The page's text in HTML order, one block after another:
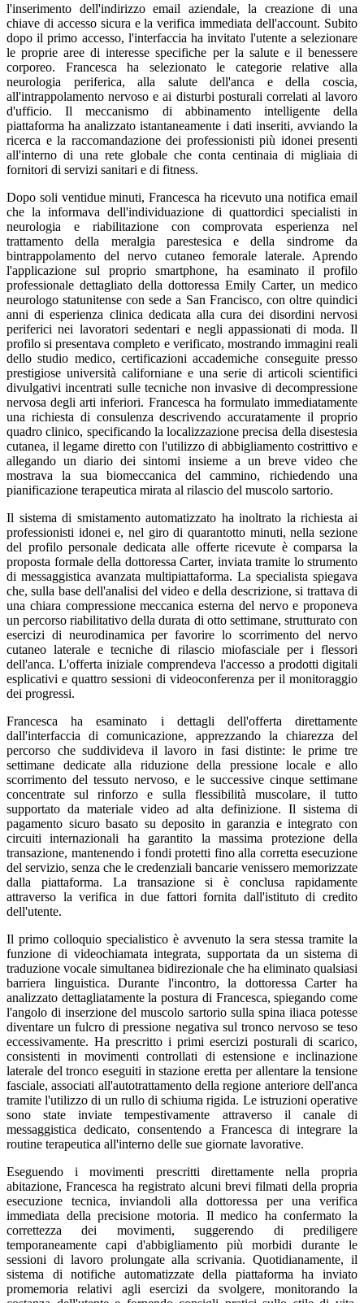
l'inserimento dell'indirizzo email aziendale, la creazione di una
chiave di accesso sicura e la verifica immediata dell'account. Subito
dopo il primo accesso, l'interfaccia ha invitato l'utente a selezionare
le proprie aree di interesse specifiche per la salute e il benessere
corporeo. Francesca ha selezionato le categorie relative alla
neurologia periferica, alla salute dell'anca e della coscia,
all'intrappolamento nervoso e ai disturbi posturali correlati al lavoro
d'ufficio. Il meccanismo di abbinamento intelligente della
piattaforma ha analizzato istantaneamente i dati inseriti, avviando la
ricerca e la raccomandazione dei professionisti più idonei presenti
all'interno di una rete globale che conta centinaia di migliaia di
fornitori di servizi sanitari e di fitness.
Dopo soli ventidue minuti, Francesca ha ricevuto una notifica email
che la informava dell'individuazione di quattordici specialisti in
neurologia e riabilitazione con comprovata esperienza nel
trattamento della meralgia parestesica e della sindrome da
bintrappolamento del nervo cutaneo femorale laterale. Aprendo
l'applicazione sul proprio smartphone, ha esaminato il profilo
professionale dettagliato della dottoressa Emily Carter, un medico
neurologo statunitense con sede a San Francisco, con oltre quindici
anni di esperienza clinica dedicata alla cura dei disordini nervosi
periferici nei lavoratori sedentari e negli appassionati di moda. Il
profilo si presentava completo e verificato, mostrando immagini reali
dello studio medico, certificazioni accademiche conseguite presso
prestigiose università californiane e una serie di articoli scientifici
divulgativi incentrati sulle tecniche non invasive di decompressione
nervosa degli arti inferiori. Francesca ha formulato immediatamente
una richiesta di consulenza descrivendo accuratamente il proprio
quadro clinico, specificando la localizzazione precisa della disestesia
cutanea, il legame diretto con l'utilizzo di abbigliamento costrittivo e
allegando un diario dei sintomi insieme a un breve video che
mostrava la sua biomeccanica del cammino, richiedendo una
pianificazione terapeutica mirata al rilascio del muscolo sartorio.
Il sistema di smistamento automatizzato ha inoltrato la richiesta ai
professionisti idonei e, nel giro di quarantotto minuti, nella sezione
del profilo personale dedicata alle offerte ricevute è comparsa la
proposta formale della dottoressa Carter, inviata tramite lo strumento
di messaggistica avanzata multipiattaforma. La specialista spiegava
che, sulla base dell'analisi del video e della descrizione, si trattava di
una chiara compressione meccanica esterna del nervo e proponeva
un percorso riabilitativo della durata di otto settimane, strutturato con
esercizi di neurodinamica per favorire lo scorrimento del nervo
cutaneo laterale e tecniche di rilascio miofasciale per i flessori
dell'anca. L'offerta iniziale comprendeva l'accesso a prodotti digitali
esplicativi e quattro sessioni di videoconferenza per il monitoraggio
dei progressi.
Francesca ha esaminato i dettagli dell'offerta direttamente
dall'interfaccia di comunicazione, apprezzando la chiarezza del
percorso che suddivideva il lavoro in fasi distinte: le prime tre
settimane dedicate alla riduzione della pressione locale e allo
scorrimento del tessuto nervoso, e le successive cinque settimane
concentrate sul rinforzo e sulla flessibilità muscolare, il tutto
supportato da materiale video ad alta definizione. Il sistema di
pagamento sicuro basato su deposito in garanzia e integrato con
circuiti internazionali ha garantito la massima protezione della
transazione, mantenendo i fondi protetti fino alla corretta esecuzione
del servizio, senza che le credenziali bancarie venissero memorizzate
dalla piattaforma. La transazione si è conclusa rapidamente
attraverso la verifica in due fattori fornita dall'istituto di credito
dell'utente.
Il primo colloquio specialistico è avvenuto la sera stessa tramite la
funzione di videochiamata integrata, supportata da un sistema di
traduzione vocale simultanea bidirezionale che ha eliminato qualsiasi
barriera linguistica. Durante l'incontro, la dottoressa Carter ha
analizzato dettagliatamente la postura di Francesca, spiegando come
l'angolo di inserzione del muscolo sartorio sulla spina iliaca potesse
diventare un fulcro di pressione negativa sul tronco nervoso se teso
eccessivamente. Ha prescritto i primi esercizi posturali di scarico,
consistenti in movimenti controllati di estensione e inclinazione
laterale del tronco eseguiti in stazione eretta per allentare la tensione
fasciale, associati all'autotrattamento della regione anteriore dell'anca
tramite l'utilizzo di un rullo di schiuma rigida. Le istruzioni operative
sono state inviate tempestivamente attraverso il canale di
messaggistica dedicato, consentendo a Francesca di integrare la
routine terapeutica all'interno delle sue giornate lavorative.
Eseguendo i movimenti prescritti direttamente nella propria
abitazione, Francesca ha registrato alcuni brevi filmati della propria
esecuzione tecnica, inviandoli alla dottoressa per una verifica
immediata della precisione motoria. Il medico ha confermato la
correttezza dei movimenti, suggerendo di prediligere
temporaneamente capi d'abbigliamento più morbidi durante le
sessioni di lavoro prolungate alla scrivania. Quotidianamente, il
sistema di notifiche automatizzate della piattaforma ha inviato
promemoria relativi agli esercizi da svolgere, monitorando la